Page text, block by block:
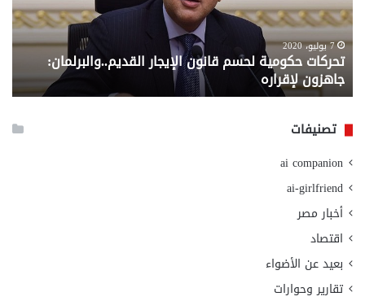
القديم..والبرلمان:
جاهزون
لإقراره
7 يوليو، 2020
تحركات حكومية لحسم قانون الإيجار القديم..والبرلمان:
جاهزون لإقراره
من
تصنيفات
ai companion
ai-girlfriend
أخبار مصر
اقتصاد
بعيد عن الأضواء
تقارير وحوارات